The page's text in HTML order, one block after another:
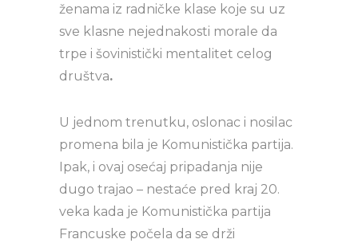
ženama iz radničke klase koje su uz
sve klasne nejednakosti morale da
trpe i šovinistički mentalitet celog
društva.
U jednom trenutku, oslonac i nosilac
promena bila je Komunistička partija.
Ipak, i ovaj osećaj pripadanja nije
dugo trajao – nestaće pred kraj 20.
veka kada je Komunistička partija
Francuske počela da se drži